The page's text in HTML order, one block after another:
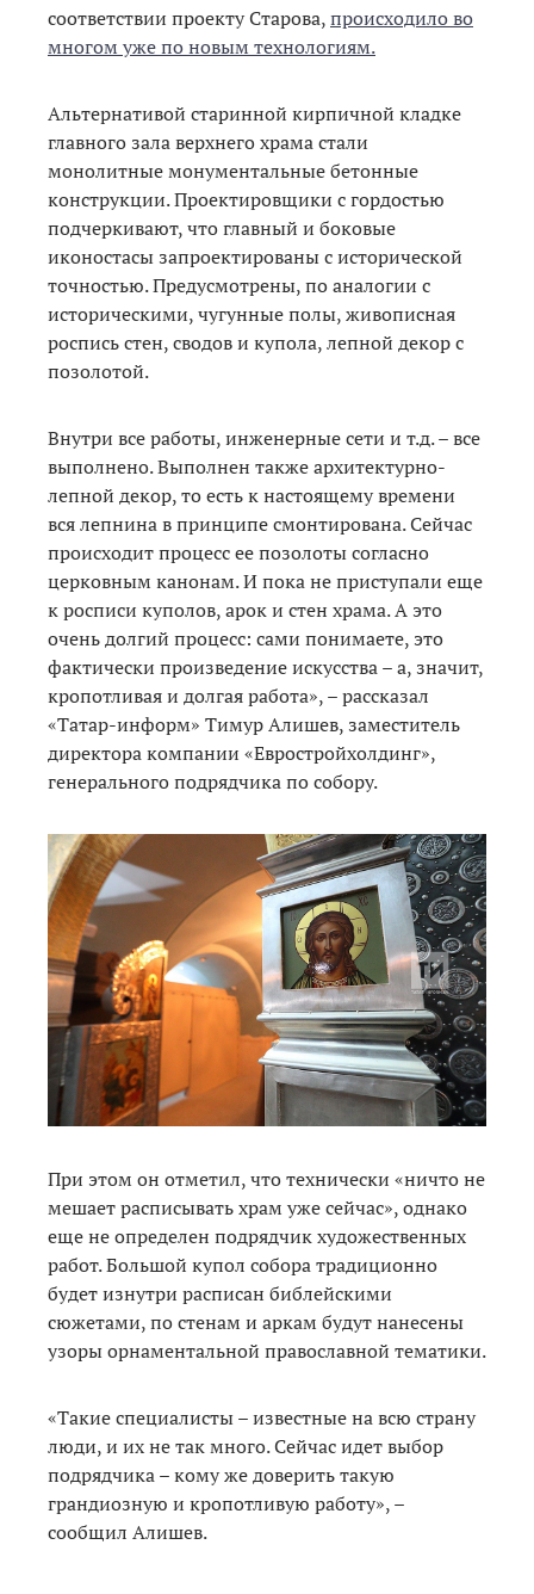
соответствии проекту Старова,происходило во
многом уже по новым технологиям.
Альтернативой старинной кирпичной кладке
главного зала верхнего храма стали
монолитные монументальные бетонные
конструкции. Проектировщики с гордостью
подчеркивают, что главный и боковые
иконостасы запроектированы с исторической
точностью. Предусмотрены, по аналогии с
историческими, чугунные полы, живописная
роспись стен, сводов и купола, лепной декор с
позолотой.
Внутри все работы, инженерные сети и т.д. – все
выполнено. Выполнен также архитектурно-
лепной декор, то есть к настоящему времени
вся лепнина в принципе смонтирована. Сейчас
происходит процесс ее позолоты согласно
церковным канонам. И пока не приступали еще
к росписи куполов, арок и стен храма. А это
очень долгий процесс: сами понимаете, это
фактически произведение искусства – а, значит,
кропотливая и долгая работа», – рассказал
«Татар-информ» Тимур Алишев, заместитель
директора компании «Евростройхолдинг»,
генерального подрядчика по собору.
При этом он отметил, что технически «ничто не
мешает расписывать храм уже сейчас», однако
еще не определен подрядчик художественных
работ. Большой купол собора традиционно
будет изнутри расписан библейскими
сюжетами, по стенам и аркам будут нанесены
узоры орнаментальной православной тематики.
«Такие специалисты – известные на всю страну
люди, и их не так много. Сейчас идет выбор
подрядчика – кому же доверить такую
грандиозную и кропотливую работу», –
сообщил Алишев.